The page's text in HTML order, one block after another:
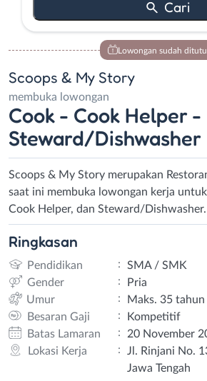
Lowongan sudah
Scoops & My Story
membuka lowongan
Cook - Cook Helper -
Steward/Dishwasher
Scoops & My Story merupakan
saat ini membuka lowongan kerja
Cook Helper, dan Steward/Dishwasher.
Ringkasan
Pendidikan :
SMA / SMK
Gender
:
Pria
Umur
:
Maks. 35 tahun
Besaran Gaji
:
Kompetitif
Batas Lamaran
:
20 November
Lokasi Kerja
:
Jl. Rinjani No.
Jawa Tengah